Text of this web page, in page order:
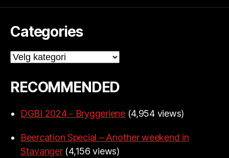
Categories
Categories
RECOMMENDED
DGBI 2024 - Bryggeriene (4,954 views)
Beercation Special – Another weekend in
Stavanger (4,156 views)